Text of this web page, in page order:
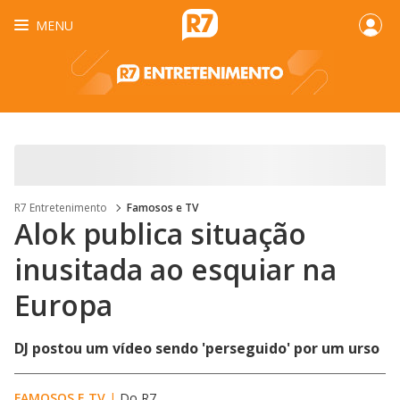
MENU
R7 Entretenimento Famosos e TV
Alok publica situação
inusitada ao esquiar na
Europa
DJ postou um vídeo sendo 'perseguido' por um urso